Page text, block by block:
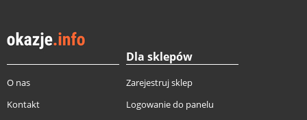
O nas
Kontakt
Dla sklepów
Zarejestruj sklep
Logowanie do panelu